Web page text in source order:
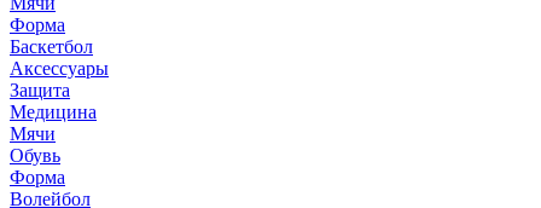
Форма
Баскетбол
Аксессуары
Защита
Медицина
Мячи
Обувь
Форма
Волейбол